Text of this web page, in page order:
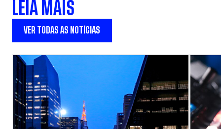
LEIA MAIS
VER TODAS AS NOTÍCIAS